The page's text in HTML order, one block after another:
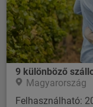
9 különböző
Magyarország
Felhasználható: